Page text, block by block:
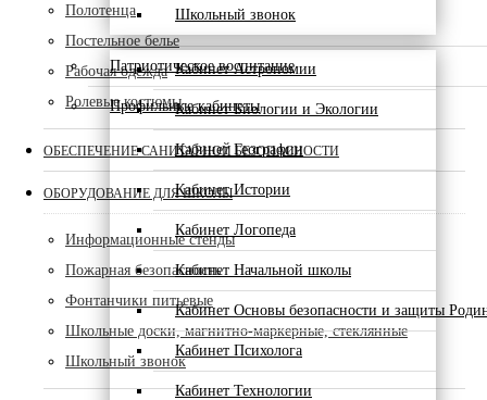
Школьный звонок
Патриотическое воспитание
Профильные кабинеты
Кабинет Астрономии
Кабинет Биологии и Экологии
Кабинет Географии
Кабинет Истории
Кабинет Логопеда
Кабинет Начальной школы
Кабинет Основы безопасности и защиты
Кабинет Психолога
Кабинет Технологии
Полотенца
Постельное белье
Рабочая одежда
Ролевые костюмы
ОБЕСПЕЧЕНИЕ САНИТАРНОЙ БЕЗОПАСНОСТИ
ОБОРУДОВАНИЕ ДЛЯ ШКОЛЫ
Информационные стенды
Пожарная безопасность
Фонтанчики питьевые
Школьные доски, магнитно-маркерные, стеклянные
Школьный звонок